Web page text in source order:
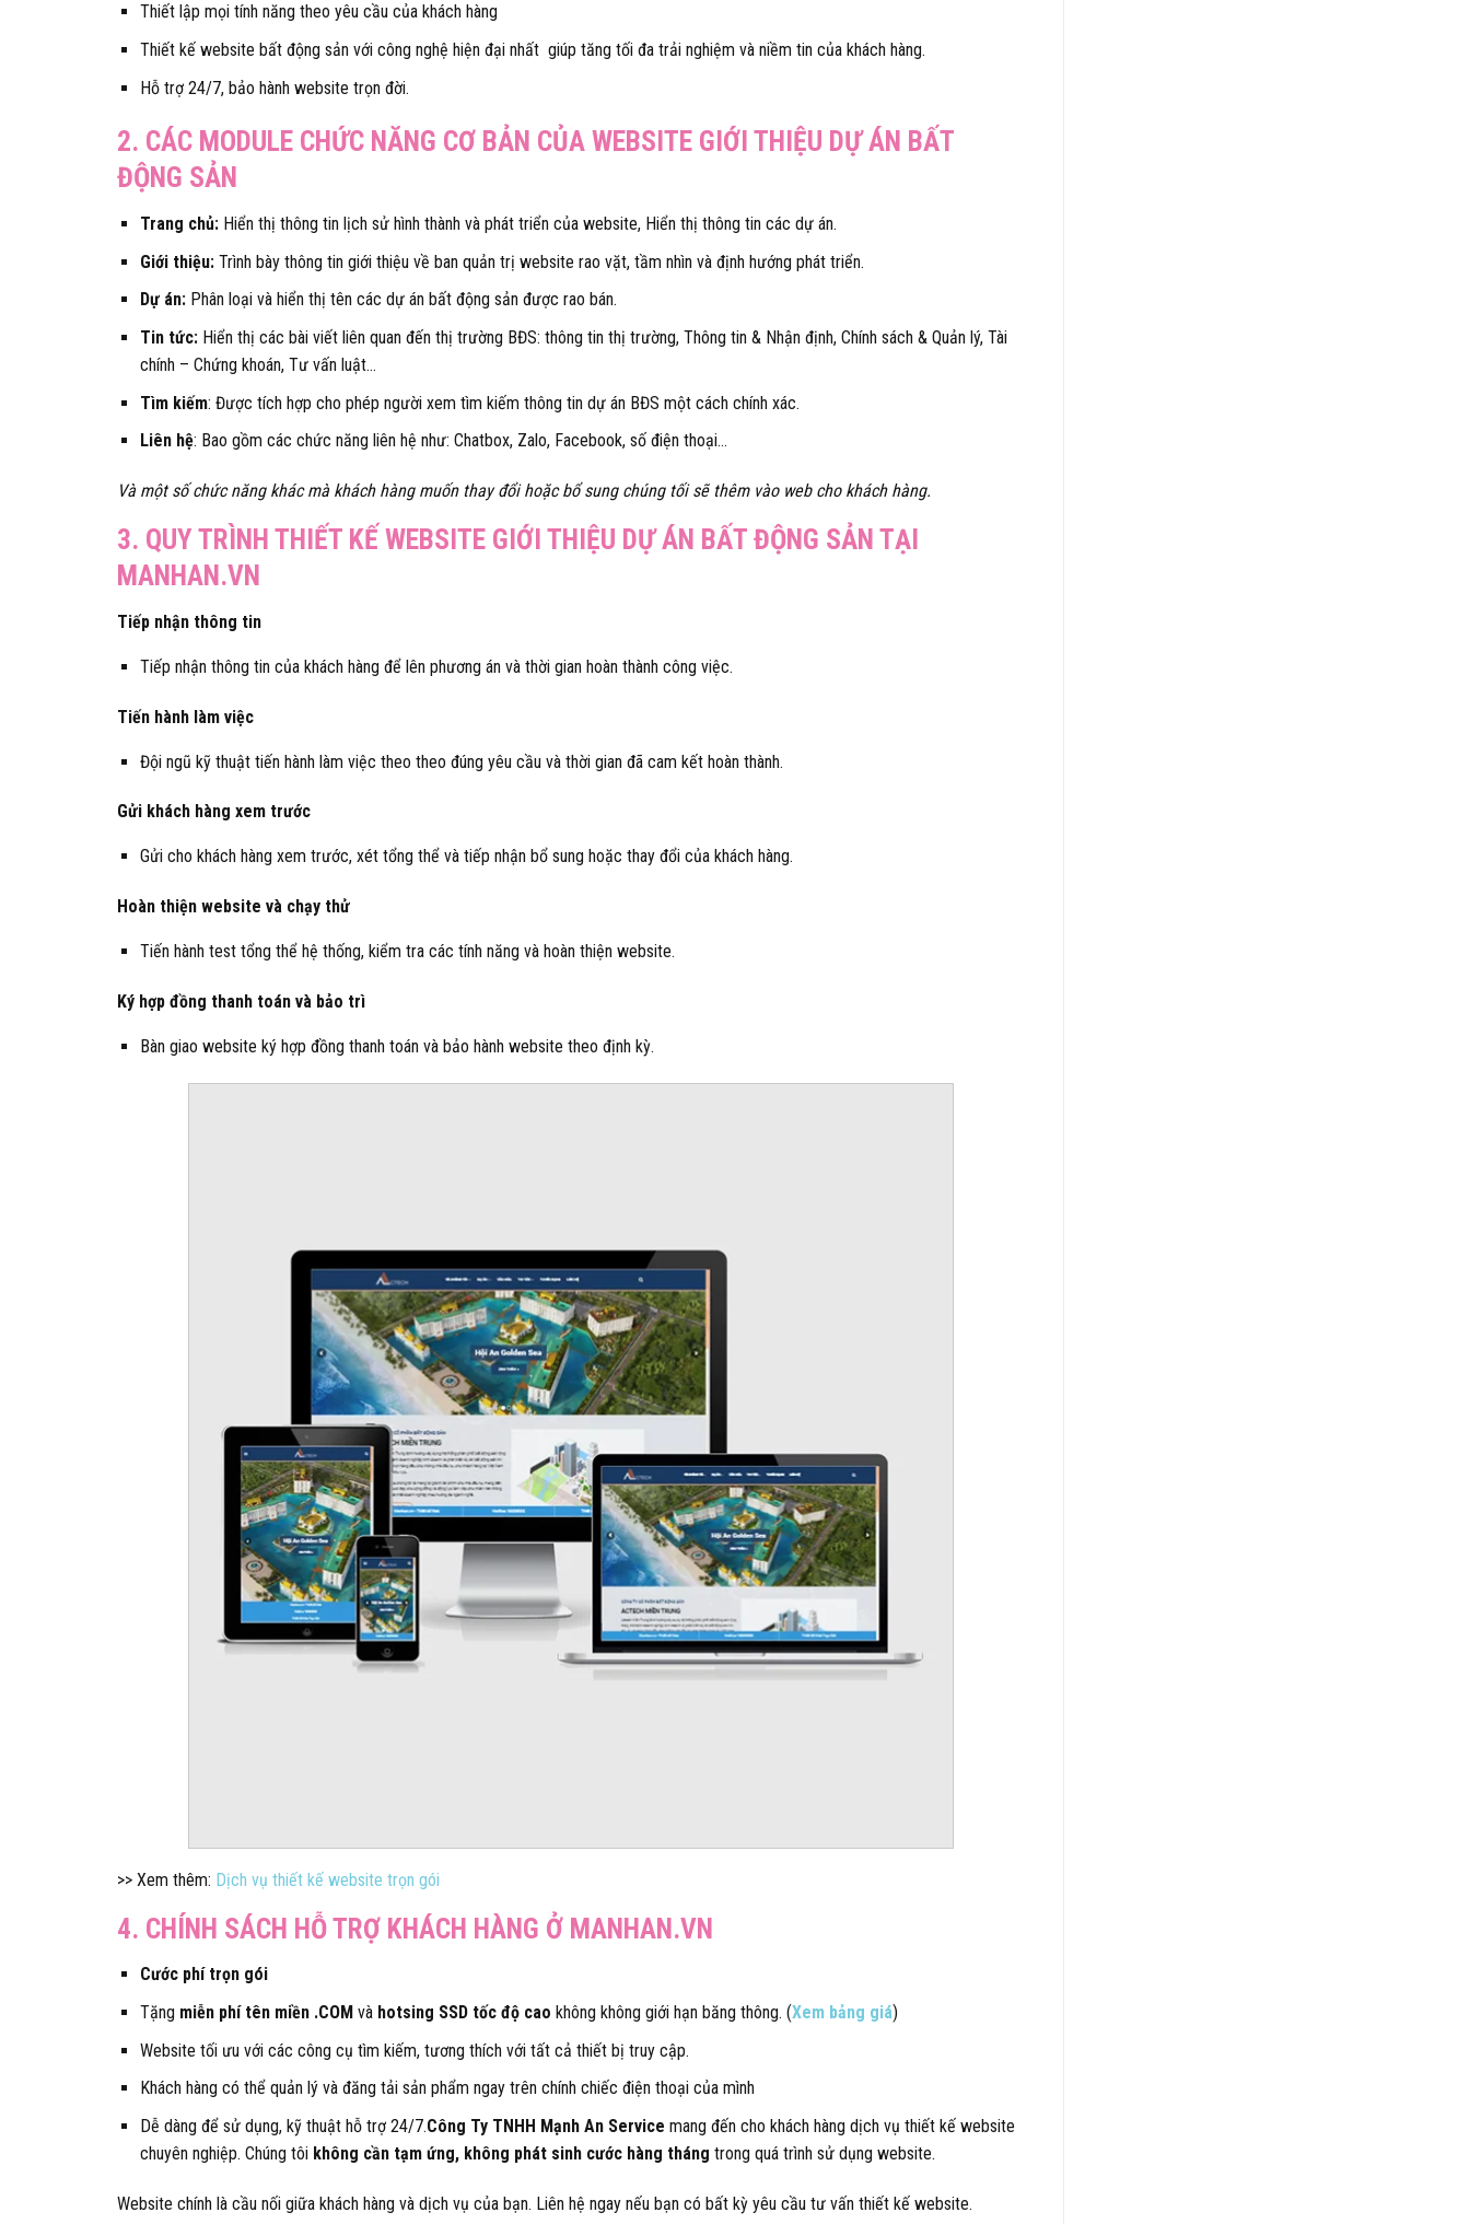
Thiết lập mọi tính năng theo yêu cầu của khách hàng
Thiết kế website bất động sản với công nghệ hiện đại nhất giúp tăng tối đa trải nghiệm và niềm tin của khách hàng.
Hỗ trợ 24/7, bảo hành website trọn đời.
2. CÁC MODULE CHỨC NĂNG CƠ BẢN CỦA WEBSITE GIỚI THIỆU DỰ ÁN BẤT
ĐỘNG SẢN
Trang chủ:Hiển thị thông tin lịch sử hình thành và phát triển của website, Hiển thị thông tin các dự án.
Giới thiệu:Trình bày thông tin giới thiệu về ban quản trị website rao vặt, tầm nhìn và định hướng phát triển.
Dự án:Phân loại và hiển thị tên các dự án bất động sản được rao bán.
Tin tức:Hiển thị các bài viết liên quan đến thị trường BĐS: thông tin thị trường, Thông tin & Nhận định, Chính sách & Quản lý, Tài
chính – Chứng khoán, Tư vấn luật…
Tìm kiếm: Được tích hợp cho phép người xem tìm kiếm thông tin dự án BĐS một cách chính xác.
Liên hệ: Bao gồm các chức năng liên hệ như: Chatbox, Zalo, Facebook, số điện thoại…
Và một số chức năng khác mà khách hàng muốn thay đổi hoặc bổ sung chúng tối sẽ thêm vào web cho khách hàng.
3. QUY TRÌNH THIẾT KẾ WEBSITE GIỚI THIỆU DỰ ÁN BẤT ĐỘNG SẢN TẠI
MANHAN.VN
Tiếp nhận thông tin
Tiếp nhận thông tin của khách hàng để lên phương án và thời gian hoàn thành công việc.
Tiến hành làm việc
Đội ngũ kỹ thuật tiến hành làm việc theo theo đúng yêu cầu và thời gian đã cam kết hoàn thành.
Gửi khách hàng xem trước
Gửi cho khách hàng xem trước, xét tổng thể và tiếp nhận bổ sung hoặc thay đổi của khách hàng.
Hoàn thiện website và chạy thử
Tiến hành test tổng thể hệ thống, kiểm tra các tính năng và hoàn thiện website.
Ký hợp đồng thanh toán và bảo trì
Bàn giao website ký hợp đồng thanh toán và bảo hành website theo định kỳ.
>> Xem thêm: Dịch vụ thiết kế website trọn gói
4. CHÍNH SÁCH HỖ TRỢ KHÁCH HÀNG Ở MANHAN.VN
Cước phí trọn gói
Tặng miễn phí tên miền .COMvà hotsing SSD tốc độ cao không không giới hạn băng thông. (Xem bảng giá)
Website tối ưu với các công cụ tìm kiếm, tương thích với tất cả thiết bị truy cập.
Khách hàng có thể quản lý và đăng tải sản phẩm ngay trên chính chiếc điện thoại của mình
Dễ dàng để sử dụng, kỹ thuật hỗ trợ 24/7.Công Ty TNHH Mạnh An Service mang đến cho khách hàng dịch vụ thiết kế website
chuyên nghiệp. Chúng tôi không cần tạm ứng, không phát sinh cước hàng tháng trong quá trình sử dụng website.
Website chính là cầu nối giữa khách hàng và dịch vụ của bạn. Liên hệ ngay nếu bạn có bất kỳ yêu cầu tư vấn thiết kế website.